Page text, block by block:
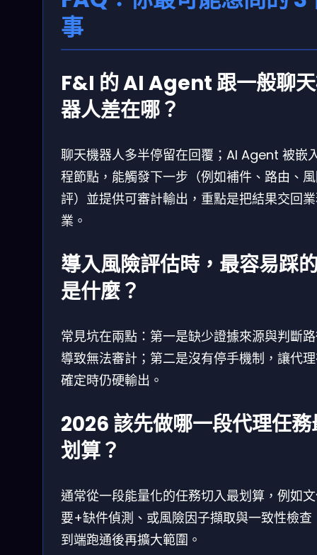
事
F&I 的 AI Agent 跟一般聊
器人差在哪？
聊天機器人多半停留在回覆；AI Agent 被嵌
程節點，能觸發下一步（例如補件、路由、
評）並提供可審計輸出，重點是把結果交回
業。
導入風險評估時，最容易踩
是什麼？
常見坑在兩點：第一是缺少證據來源與判斷
導致無法審計；第二是沒有停手機制，讓代
確定時仍硬輸出。
2026 該先做哪一段代理任務
划算？
通常從一段能量化的任務切入最划算，例如
要+缺件偵測、或風險因子擷取與一致性檢查
到端跑通後再擴大範圍。